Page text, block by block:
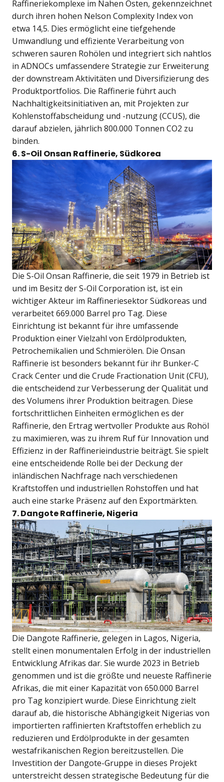
Raffineriekomplexe im Nahen Osten, gekennzeichnet
durch ihren hohen Nelson Complexity Index von
etwa 14,5. Dies ermöglicht eine tiefgehende
Umwandlung und effiziente Verarbeitung von
schweren sauren Rohölen und integriert sich nahtlos
in ADNOCs umfassendere Strategie zur Erweiterung
der downstream Aktivitäten und Diversifizierung des
Produktportfolios. Die Raffinerie führt auch
Nachhaltigkeitsinitiativen an, mit Projekten zur
Kohlenstoffabscheidung und -nutzung (CCUS), die
darauf abzielen, jährlich 800.000 Tonnen CO2 zu
binden.
6. S-Oil Onsan Raffinerie, Südkorea
Die S-Oil Onsan Raffinerie, die seit 1979 in Betrieb ist
und im Besitz der S-Oil Corporation ist, ist ein
wichtiger Akteur im Raffineriesektor Südkoreas und
verarbeitet 669.000 Barrel pro Tag. Diese
Einrichtung ist bekannt für ihre umfassende
Produktion einer Vielzahl von Erdölprodukten,
Petrochemikalien und Schmierölen. Die Onsan
Raffinerie ist besonders bekannt für ihr Bunker-C
Crack Center und die Crude Fractionation Unit (CFU),
die entscheidend zur Verbesserung der Qualität und
des Volumens ihrer Produktion beitragen. Diese
fortschrittlichen Einheiten ermöglichen es der
Raffinerie, den Ertrag wertvoller Produkte aus Rohöl
zu maximieren, was zu ihrem Ruf für Innovation und
Effizienz in der Raffinerieindustrie beiträgt. Sie spielt
eine entscheidende Rolle bei der Deckung der
inländischen Nachfrage nach verschiedenen
Kraftstoffen und industriellen Rohstoffen und hat
auch eine starke Präsenz auf den Exportmärkten.
7. Dangote Raffinerie, Nigeria
Die Dangote Raffinerie, gelegen in Lagos, Nigeria,
stellt einen monumentalen Erfolg in der industriellen
Entwicklung Afrikas dar. Sie wurde 2023 in Betrieb
genommen und ist die größte und neueste Raffinerie
Afrikas, die mit einer Kapazität von 650.000 Barrel
pro Tag konzipiert wurde. Diese Einrichtung zielt
darauf ab, die historische Abhängigkeit Nigerias von
importierten raffinierten Kraftstoffen erheblich zu
reduzieren und Erdölprodukte in der gesamten
westafrikanischen Region bereitzustellen. Die
Investition der Dangote-Gruppe in dieses Projekt
unterstreicht dessen strategische Bedeutung für die